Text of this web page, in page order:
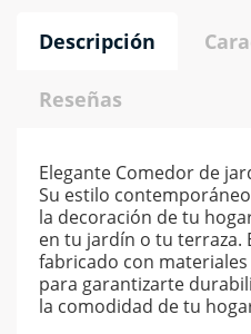
Descripción
Reseñas
Elegante Comedor de
Su estilo
la decoración de tu
en tu jardín o tu terraza.
fabricado con
para garantizarte
la comodidad de tu